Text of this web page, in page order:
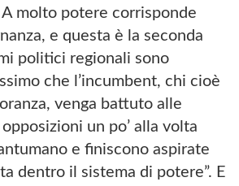
A molto potere corrisponde
e questa è la seconda
politici regionali sono
che l’incumbent, chi cioè
venga battuto alle
un po’ alla volta
e finiscono aspirate
dentro il sistema di potere”. E